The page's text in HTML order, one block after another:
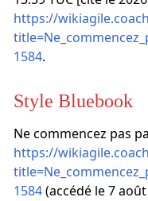
https://
1584.
Style Bluebook
Ne commencez pas
https://
1584(accédé le 7 août